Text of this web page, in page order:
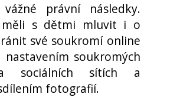
právní následky.
měli s dětmi mluvit i o
své soukromí online
nastavením soukromých
sociálních sítích a
fotografií.